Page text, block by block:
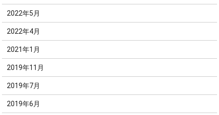
2022年5月
2022年4月
2021年1月
2019年11月
2019年7月
2019年6月